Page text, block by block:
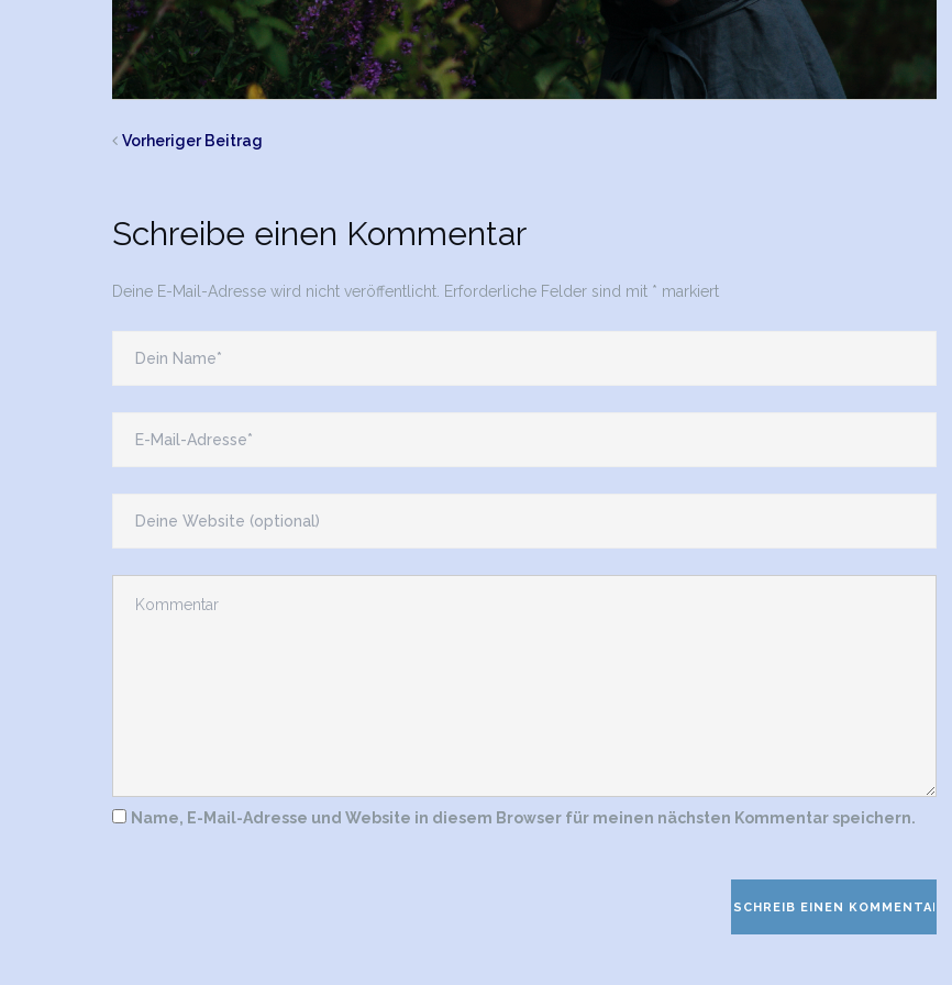
Vorheriger Beitrag
Schreibe einen Kommentar
Deine E-Mail-Adresse wird nicht veröffentlicht. Erforderliche Felder sind mit * markiert
Name, E-Mail-Adresse und Website in diesem Browser für meinen nächsten Kommentar speichern.